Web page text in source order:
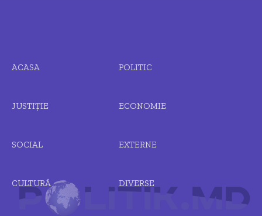
ACASA POLITIC
JUSTIȚIE ECONOMIE
SOCIAL EXTERNE
CULTURĂ DIVERSE